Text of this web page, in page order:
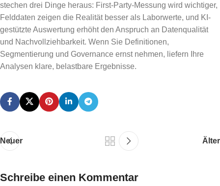
stechen drei Dinge heraus: First-Party-Messung wird wichtiger,
Felddaten zeigen die Realität besser als Laborwerte, und KI-
gestützte Auswertung erhöht den Anspruch an Datenqualität
und Nachvollziehbarkeit. Wenn Sie Definitionen,
Segmentierung und Governance ernst nehmen, liefern Ihre
Analysen klare, belastbare Ergebnisse.
Neuer Älter
Schreibe einen Kommentar